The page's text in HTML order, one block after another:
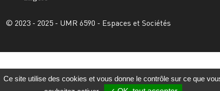
© 2023 - 2025 - UMR 6590 - Espaces et Sociétés
Ce site utilise des cookies et vous donne le contrôle sur ce que